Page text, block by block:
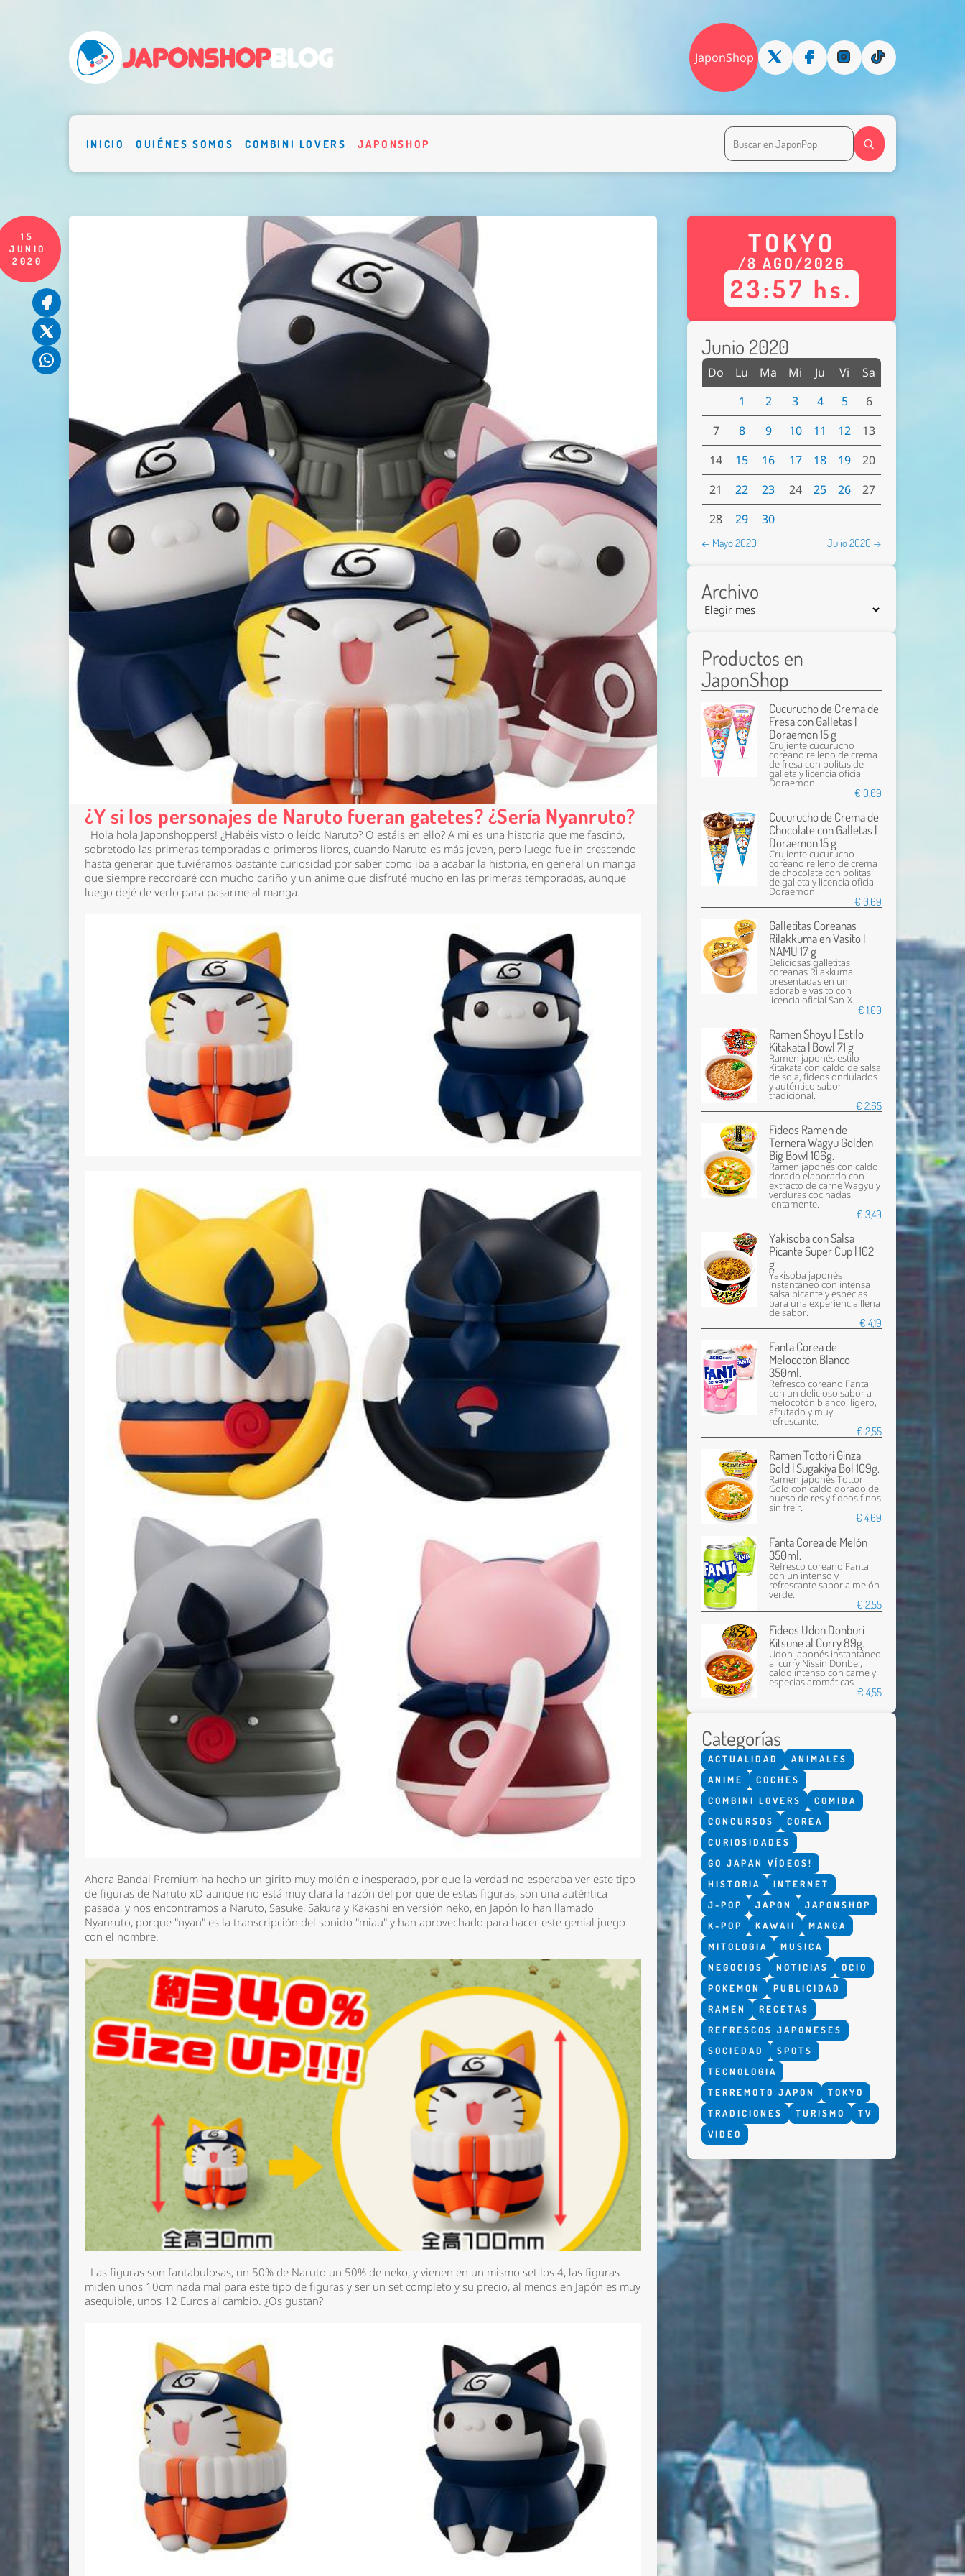
JaponShop
INICIO QUIÉNES SOMOS COMBINI LOVERS JAPONSHOP
15
JUNIO
2020
¿Y si los personajes de Naruto fueran gatetes? ¿Sería Nyanruto?
Hola hola Japonshoppers! ¿Habéis visto o leído Naruto? O estáis en ello? A mi es una historia que me fascinó,
sobretodo las primeras temporadas o primeros libros, cuando Naruto es más joven, pero luego fue in crescendo
hasta generar que tuviéramos bastante curiosidad por saber como iba a acabar la historia, en general un manga
que siempre recordaré con mucho cariño y un anime que disfruté mucho en las primeras temporadas, aunque
luego dejé de verlo para pasarme al manga.
Ahora Bandai Premium ha hecho un girito muy molón e inesperado, por que la verdad no esperaba ver este tipo
de figuras de Naruto xD aunque no está muy clara la razón del por que de estas figuras, son una auténtica
pasada, y nos encontramos a Naruto, Sasuke, Sakura y Kakashi en versión neko, en Japón lo han llamado
Nyanruto, porque "nyan" es la transcripción del sonido "miau" y han aprovechado para hacer este genial juego
con el nombre.
Las figuras son fantabulosas, un 50% de Naruto un 50% de neko, y vienen en un mismo set los 4, las figuras
miden unos 10cm nada mal para este tipo de figuras y ser un set completo y su precio, al menos en Japón es muy
asequible, unos 12 Euros al cambio. ¿Os gustan?
TOKYO
/8 AGO/2026
23:57 hs.
Junio 2020
Do Lu Ma Mi Ju Vi
Sa
1
2 3 4 5
6
7
8 9 10 11 12
13
14
15 16 17 18 19
20
21
22 23 24 25 26
27
28
29 30
← Mayo 2020 Julio 2020 →
Archivo
Productos en
JaponShop
Cucurucho de Crema de
Fresa con Galletas |
Doraemon 15 g
Crujiente cucurucho
coreano relleno de crema
de fresa con bolitas de
galleta y licencia oficial
Doraemon.
€ 0,69
Cucurucho de Crema de
Chocolate con Galletas |
Doraemon 15 g
Crujiente cucurucho
coreano relleno de crema
de chocolate con bolitas
de galleta y licencia oficial
Doraemon.
€ 0,69
Galletitas Coreanas
Rilakkuma en Vasito |
NAMU 17 g
Deliciosas galletitas
coreanas Rilakkuma
presentadas en un
adorable vasito con
licencia oficial San-X.
€ 1,00
Ramen Shoyu | Estilo
Kitakata | Bowl 71 g
Ramen japonés estilo
Kitakata con caldo de salsa
de soja, fideos ondulados
y auténtico sabor
tradicional.
€ 2,65
Fideos Ramen de
Ternera Wagyu Golden
Big Bowl 106g.
Ramen japonés con caldo
dorado elaborado con
extracto de carne Wagyu y
verduras cocinadas
lentamente.
€ 3,40
Yakisoba con Salsa
Picante Super Cup | 102
g
Yakisoba japonés
instantáneo con intensa
salsa picante y especias
para una experiencia llena
de sabor.
€ 4,19
Fanta Corea de
Melocotón Blanco
350ml.
Refresco coreano Fanta
con un delicioso sabor a
melocotón blanco, ligero,
afrutado y muy
refrescante.
€ 2,55
Ramen Tottori Ginza
Gold | Sugakiya Bol 109g.
Ramen japonés Tottori
Gold con caldo dorado de
hueso de res y fideos finos
sin freír.
€ 4,69
Fanta Corea de Melón
350ml.
Refresco coreano Fanta
con un intenso y
refrescante sabor a melón
verde.
€ 2,55
Fideos Udon Donburi
Kitsune al Curry 89g.
Udon japonés instantáneo
al curry Nissin Donbei,
caldo intenso con carne y
especias aromáticas.
€ 4,55
Categorías
ACTUALIDAD
ANIMALES
ANIME
COCHES
COMBINI LOVERS
COMIDA
CONCURSOS
COREA
CURIOSIDADES
GO JAPAN VÍDEOS!
HISTORIA
INTERNET
J-POP
JAPON
JAPONSHOP
K-POP
KAWAII
MANGA
MITOLOGIA
MUSICA
NEGOCIOS
NOTICIAS
OCIO
POKEMON
PUBLICIDAD
RAMEN
RECETAS
REFRESCOS JAPONESES
SOCIEDAD
SPOTS
TECNOLOGIA
TERREMOTO JAPON
TOKYO
TRADICIONES
TURISMO
TV
VIDEO
Nombre *
Email *
Comentario *
Enviar